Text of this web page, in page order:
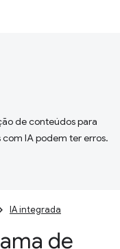
de conteúdos para
IA podem ter erros.
IA integrada
de